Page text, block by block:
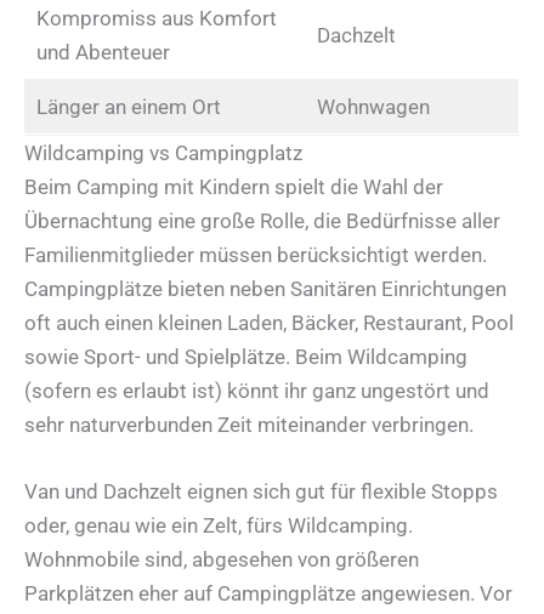
Kompromiss aus Komfort
und Abenteuer
Dachzelt
Länger an einem Ort
Wohnwagen
Wildcamping vs Campingplatz
Beim Camping mit Kindern spielt die Wahl der
Übernachtung eine große Rolle, die Bedürfnisse aller
Familienmitglieder müssen berücksichtigt werden.
Campingplätze bieten neben Sanitären Einrichtungen
oft auch einen kleinen Laden, Bäcker, Restaurant, Pool
sowie Sport- und Spielplätze. Beim Wildcamping
(sofern es erlaubt ist) könnt ihr ganz ungestört und
sehr naturverbunden Zeit miteinander verbringen.
Van und Dachzelt eignen sich gut für flexible Stopps
oder, genau wie ein Zelt, fürs Wildcamping.
Wohnmobile sind, abgesehen von größeren
Parkplätzen eher auf Campingplätze angewiesen. Vor